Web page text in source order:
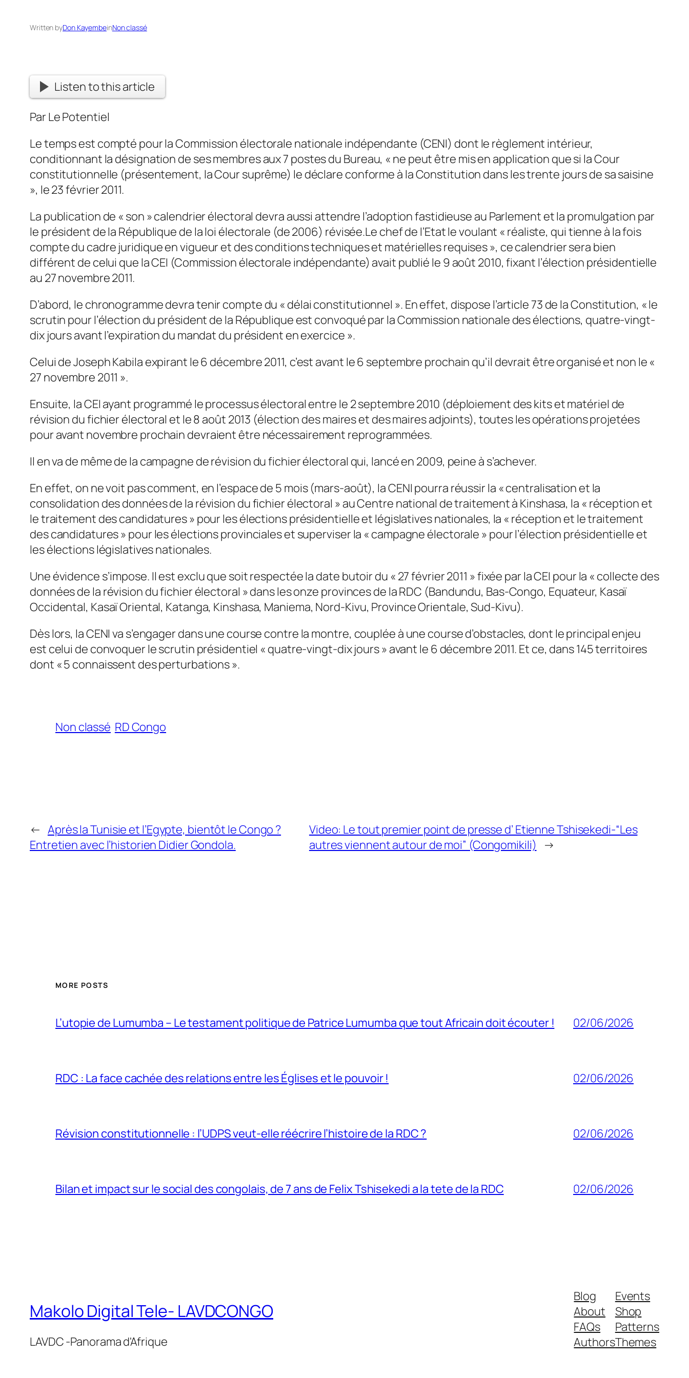
Written byDon KayembeinNon classé
Listen to this article
Par Le Potentiel
Le temps est compté pour la Commission électorale nationale indépendante (CENI) dont le règlement intérieur,
conditionnant la désignation de ses membres aux 7 postes du Bureau, « ne peut être mis en application que si la Cour
constitutionnelle (présentement, la Cour suprême) le déclare conforme à la Constitution dans les trente jours de sa saisine
», le 23 février 2011.
La publication de « son » calendrier électoral devra aussi attendre l’adoption fastidieuse au Parlement et la promulgation par
le président de la République de la loi électorale (de 2006) révisée.Le chef de l’Etat le voulant « réaliste, qui tienne à la fois
compte du cadre juridique en vigueur et des conditions techniques et matérielles requises », ce calendrier sera bien
différent de celui que la CEI (Commission électorale indépendante) avait publié le 9 août 2010, fixant l’élection présidentielle
au 27 novembre 2011.
D’abord, le chronogramme devra tenir compte du « délai constitutionnel ». En effet, dispose l’article 73 de la Constitution, « le
scrutin pour l’élection du président de la République est convoqué par la Commission nationale des élections, quatre-vingt-
dix jours avant l’expiration du mandat du président en exercice ».
Celui de Joseph Kabila expirant le 6 décembre 2011, c’est avant le 6 septembre prochain qu’il devrait être organisé et non le «
27 novembre 2011 ».
Ensuite, la CEI ayant programmé le processus électoral entre le 2 septembre 2010 (déploiement des kits et matériel de
révision du fichier électoral et le 8 août 2013 (élection des maires et des maires adjoints), toutes les opérations projetées
pour avant novembre prochain devraient être nécessairement reprogrammées.
Il en va de même de la campagne de révision du fichier électoral qui, lancé en 2009, peine à s’achever.
En effet, on ne voit pas comment, en l’espace de 5 mois (mars-août), la CENI pourra réussir la « centralisation et la
consolidation des données de la révision du fichier électoral » au Centre national de traitement à Kinshasa, la « réception et
le traitement des candidatures » pour les élections présidentielle et législatives nationales, la « réception et le traitement
des candidatures » pour les élections provinciales et superviser la « campagne électorale » pour l’élection présidentielle et
les élections législatives nationales.
Une évidence s’impose. Il est exclu que soit respectée la date butoir du « 27 février 2011 » fixée par la CEI pour la « collecte des
données de la révision du fichier électoral » dans les onze provinces de la RDC (Bandundu, Bas-Congo, Equateur, Kasaï
Occidental, Kasaï Oriental, Katanga, Kinshasa, Maniema, Nord-Kivu, Province Orientale, Sud-Kivu).
Dès lors, la CENI va s’engager dans une course contre la montre, couplée à une course d’obstacles, dont le principal enjeu
est celui de convoquer le scrutin présidentiel « quatre-vingt-dix jours » avant le 6 décembre 2011. Et ce, dans 145 territoires
dont « 5 connaissent des perturbations ».
Non classé RD Congo
← Après la Tunisie et l’Egypte, bientôt le Congo ?
Entretien avec l’historien Didier Gondola.
Video: Le tout premier point de presse d’ Etienne Tshisekedi-“Les
autres viennent autour de moi” (Congomikili)
→
MORE POSTS
L’utopie de Lumumba – Le testament politique de Patrice Lumumba que tout Africain doit écouter ! 02/06/2026
RDC : La face cachée des relations entre les Églises et le pouvoir ! 02/06/2026
Révision constitutionnelle : l’UDPS veut-elle réécrire l’histoire de la RDC ? 02/06/2026
Bilan et impact sur le social des congolais, de 7 ans de Felix Tshisekedi a la tete de la RDC 02/06/2026
Makolo Digital Tele- LAVDCONGO
LAVDC -Panorama d'Afrique
Blog
About
FAQs
Authors
Events
Shop
Patterns
Themes